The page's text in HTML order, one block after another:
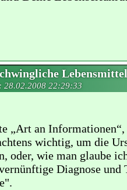
Lebensmittel
28.02.2008 22:29:33
„Art an
wichtig, um die
oder, wie man glaube
Diagnose und